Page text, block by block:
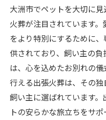
大洲市でペットを大切に
火葬が注目されています
をより特別にするために
供されており、飼い主の
は、心を込めたお別れの
行える出張火葬は、その
飼い主に選ばれています
トの安らかな旅立ちをサ